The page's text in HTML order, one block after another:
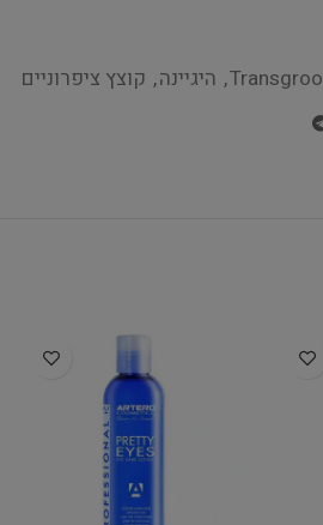
, היגיינה, קוצץ ציפרוניים